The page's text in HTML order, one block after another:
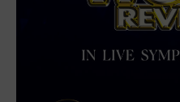
Letní tábory